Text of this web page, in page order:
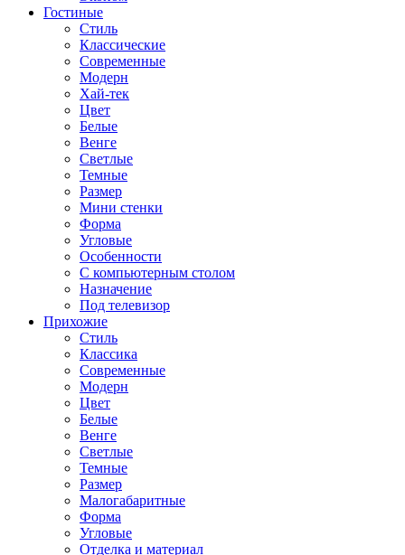
Гостиные
Стиль
Классические
Современные
Модерн
Хай-тек
Цвет
Белые
Венге
Светлые
Темные
Размер
Мини стенки
Форма
Угловые
Особенности
С компьютерным столом
Назначение
Под телевизор
Прихожие
Стиль
Классика
Современные
Модерн
Цвет
Белые
Венге
Светлые
Темные
Размер
Малогабаритные
Форма
Угловые
Отделка и материал